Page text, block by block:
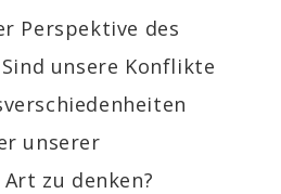
Perspektive des
unsere Konflikte
unserer
zu denken?